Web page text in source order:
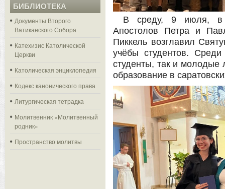
БИБЛИОТЕКА
Документы Второго
Ватиканского Собора
Катехизис Католической
Церкви
Католическая энциклопедия
Кодекс канонического права
Литургическая тетрадка
Молитвенник «Молитвенный
родник»
Пространство молитвы
В среду, 9 июля, в
Апостолов Петра и
Пиккель возглавил
учёбы студентов.
студенты, так и молодые
образование в